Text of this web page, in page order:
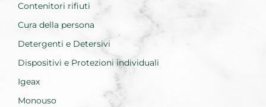
Contenitori rifiuti
Cura della persona
Detergenti e Detersivi
Dispositivi e Protezioni individuali
Igeax
Monouso